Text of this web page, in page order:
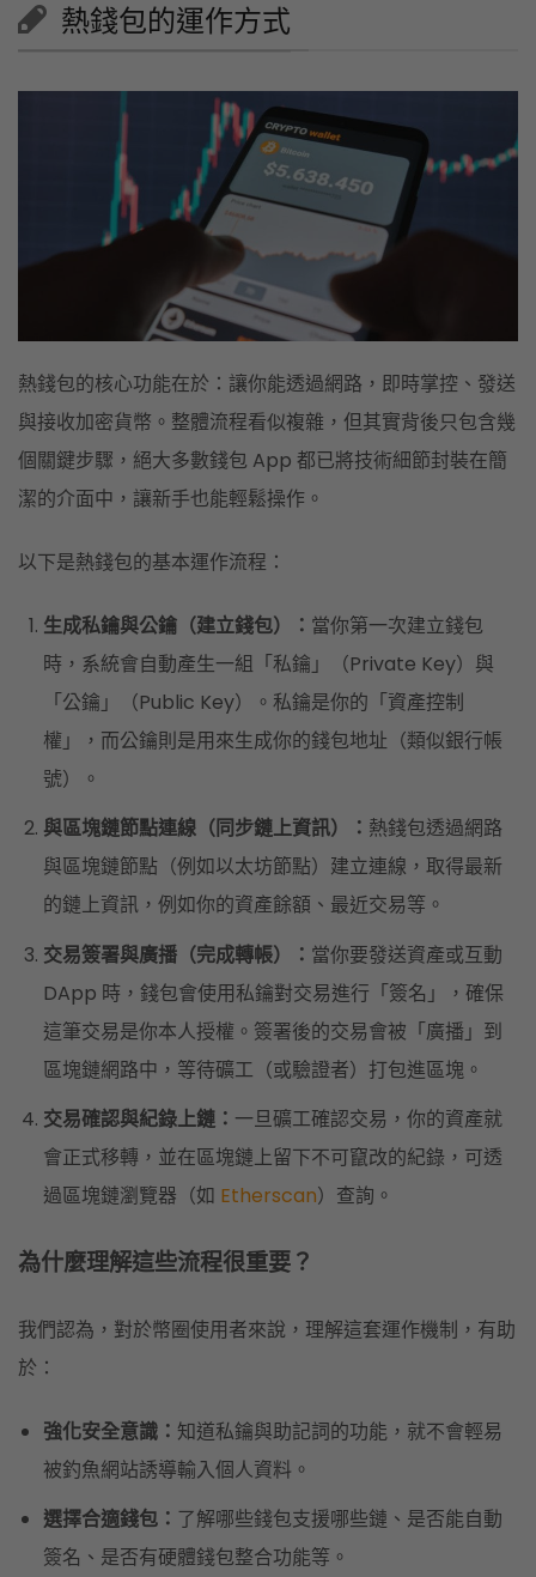
熱錢包的運作方式
熱錢包的核心功能在於：讓你能透過網路，即時掌控、發送
與接收加密貨幣。整體流程看似複雜，但其實背後只包含幾
個關鍵步驟，絕大多數錢包 App 都已將技術細節封裝在簡
潔的介面中，讓新手也能輕鬆操作。
以下是熱錢包的基本運作流程：
生成私鑰與公鑰（建立錢包）： 當你第一次建立錢包
時，系統會自動產生一組「私鑰」（Private Key）與
「公鑰」（Public Key）。私鑰是你的「資產控制
權」，而公鑰則是用來生成你的錢包地址（類似銀行帳
號）。
與區塊鏈節點連線（同步鏈上資訊）： 熱錢包透過網路
與區塊鏈節點（例如以太坊節點）建立連線，取得最新
的鏈上資訊，例如你的資產餘額、最近交易等。
交易簽署與廣播（完成轉帳）： 當你要發送資產或互動
DApp 時，錢包會使用私鑰對交易進行「簽名」，確保
這筆交易是你本人授權。簽署後的交易會被「廣播」到
區塊鏈網路中，等待礦工（或驗證者）打包進區塊。
交易確認與紀錄上鏈： 一旦礦工確認交易，你的資產就
會正式移轉，並在區塊鏈上留下不可竄改的紀錄，可透
過區塊鏈瀏覽器（如 Etherscan）查詢。
為什麼理解這些流程很重要？
我們認為，對於幣圈使用者來說，理解這套運作機制，有助
於：
強化安全意識： 知道私鑰與助記詞的功能，就不會輕易
被釣魚網站誘導輸入個人資料。
選擇合適錢包： 了解哪些錢包支援哪些鏈、是否能自動
簽名、是否有硬體錢包整合功能等。